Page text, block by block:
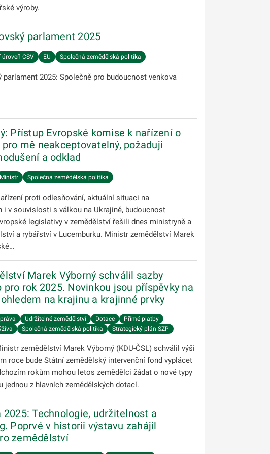
výroby.
parlament 2025
CSV EU Společná zemědělská politika
parlament 2025: Společně pro budoucnost venkova
Přístup Evropské komise k nařízení o
mě neakceptovatelný, požaduji
a odklad
Ministr Společná zemědělská politika
proti odlesňování, aktuální situaci na
i v souvislosti s válkou na Ukrajině, budoucnost
legislativy v zemědělství řešili dnes ministryně a
a rybářství v Lucemburku. Ministr zemědělství Marek
Marek Výborný schválil sazby
rok 2025. Novinkou jsou příspěvky na
na krajinu a krajinné prvky
Udržitelné zemědělství Dotace
Přímé platby
Společná zemědělská politika Strategický plán SZP
zemědělství Marek Výborný (KDU-ČSL) schválil výši
roce bude Státní zemědělský intervenční fond vyplácet
rokům mohou letos zemědělci žádat o nové typy
jednou z hlavních zemědělských dotací.
Technologie, udržitelnost a
Poprvé v historii výstavu zahájil
zemědělství